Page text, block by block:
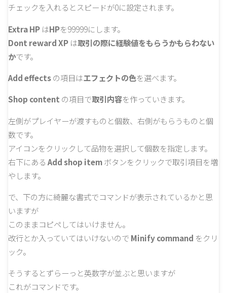
チェックを入れるとスピードが0に設定されます。
Extra HP はHPを99999にします。
Dont reward XP は取引の際に経験値をもらうかもらわない
かです。
Add effectsの項目はエフェクトの色を選べます。
Shop content の項目で取引内容を作っていきます。
左側がプレイヤーが渡すものと個数、右側がもらうものと個
数です。
アイコンをクリックして品物を選択して個数を指定します。
右下にあるAdd shop itemボタンをクリックで取引項目を増
やします。
で、下の方に綺麗な書式でコマンドが表示されているかと思
いますが
このままコピペしてはいけません。
改行とか入っていてはいけないので Minify command をクリ
ック。
そうするとずらーっと英数字が並ぶと思いますが
これがコマンドです。